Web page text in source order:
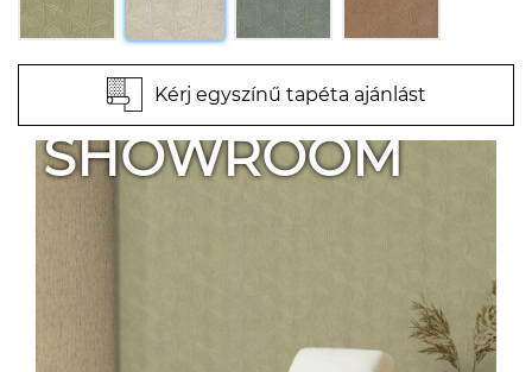
Kérj egyszínű tapéta ajánlást
SHOWROOM